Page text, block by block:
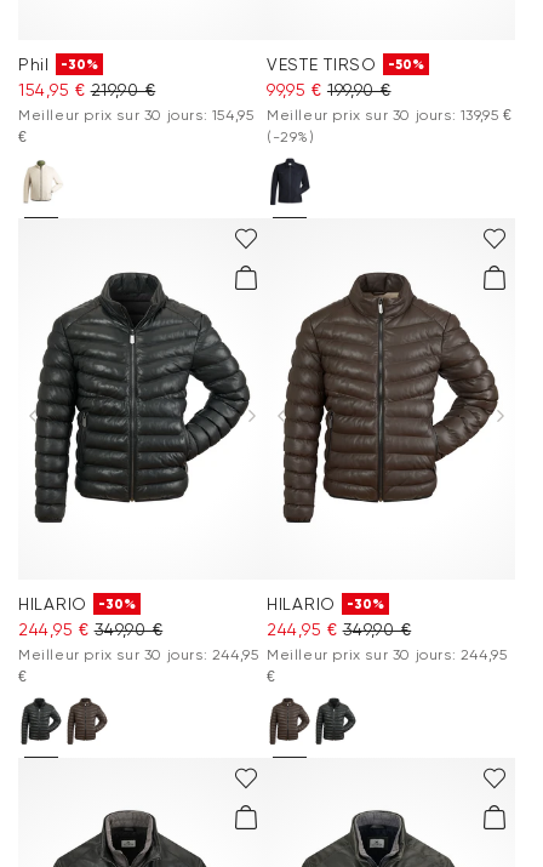
Phil -30%
154,95 € 219,90 €
Meilleur prix sur 30 jours: 154,95
€
VESTE TIRSO -50%
99,95 € 199,90 €
Meilleur prix sur 30 jours: 139,95 €
(-29%)
HILARIO -30%
244,95 € 349,90 €
Meilleur prix sur 30 jours: 244,95
€
HILARIO -30%
244,95 € 349,90 €
Meilleur prix sur 30 jours: 244,95
€